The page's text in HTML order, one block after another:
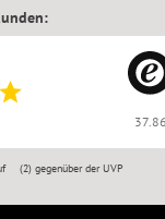
(2) gegenüber der UVP